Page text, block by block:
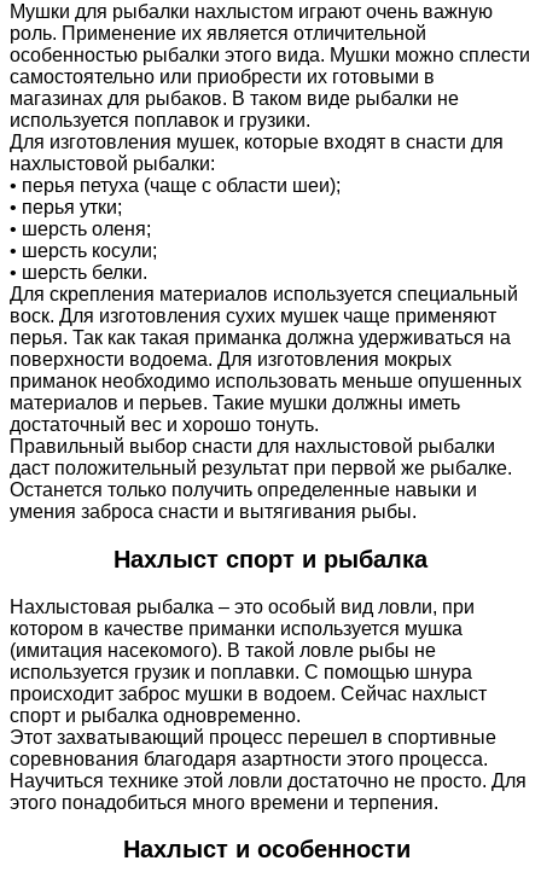
Мушки для рыбалки нахлыстом играют очень важную
роль. Применение их является отличительной
особенностью рыбалки этого вида. Мушки можно сплести
самостоятельно или приобрести их готовыми в
магазинах для рыбаков. В таком виде рыбалки не
используется поплавок и грузики.
Для изготовления мушек, которые входят в снасти для
нахлыстовой рыбалки:
• перья петуха (чаще с области шеи);
• перья утки;
• шерсть оленя;
• шерсть косули;
• шерсть белки.
Для скрепления материалов используется специальный
воск. Для изготовления сухих мушек чаще применяют
перья. Так как такая приманка должна удерживаться на
поверхности водоема. Для изготовления мокрых
приманок необходимо использовать меньше опушенных
материалов и перьев. Такие мушки должны иметь
достаточный вес и хорошо тонуть.
Правильный выбор снасти для нахлыстовой рыбалки
даст положительный результат при первой же рыбалке.
Останется только получить определенные навыки и
умения заброса снасти и вытягивания рыбы.
Нахлыст спорт и рыбалка
Нахлыстовая рыбалка – это особый вид ловли, при
котором в качестве приманки используется мушка
(имитация насекомого). В такой ловле рыбы не
используется грузик и поплавки. С помощью шнура
происходит заброс мушки в водоем. Сейчас нахлыст
спорт и рыбалка одновременно.
Этот захватывающий процесс перешел в спортивные
соревнования благодаря азартности этого процесса.
Научиться технике этой ловли достаточно не просто. Для
этого понадобиться много времени и терпения.
Нахлыст и особенности